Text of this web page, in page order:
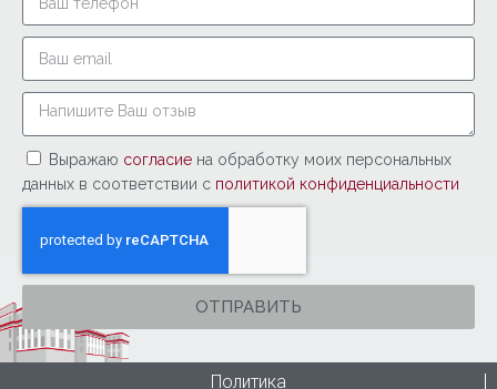
Выражаю согласие на обработку моих персональных
данных в соответствии с политикой конфиденциальности
ОТПРАВИТЬ
Политика